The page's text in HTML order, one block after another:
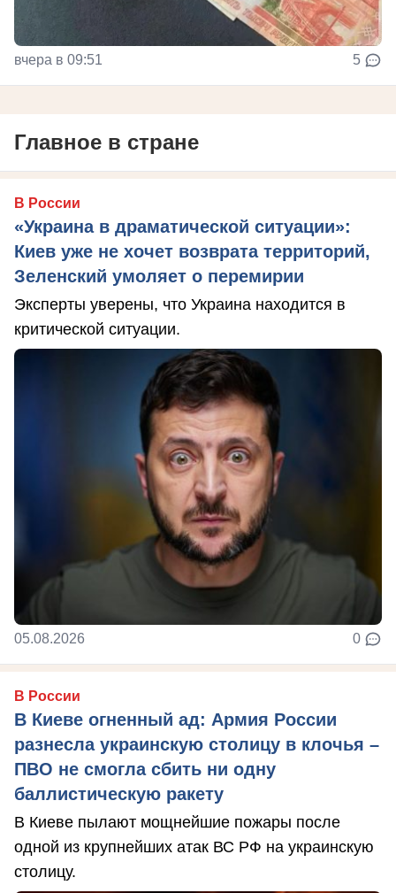
вчера в 09:51 5
Главное в стране
В России
«Украина в драматической ситуации»:
Киев уже не хочет возврата территорий,
Зеленский умоляет о перемирии
Эксперты уверены, что Украина находится в
критической ситуации.
05.08.2026 0
В России
В Киеве огненный ад: Армия России
разнесла украинскую столицу в клочья –
ПВО не смогла сбить ни одну
баллистическую ракету
В Киеве пылают мощнейшие пожары после
одной из крупнейших атак ВС РФ на украинскую
столицу.